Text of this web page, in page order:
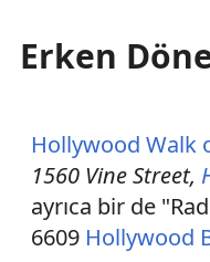
Erken
Hollywood Walk
1560 Vine Street,
ayrıca bir de
6609 Hollywood